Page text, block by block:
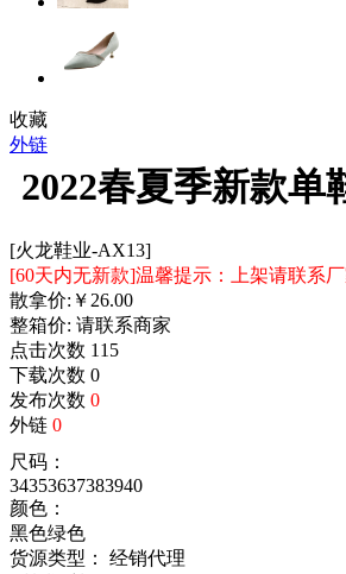
收藏
外链
2022春夏季新款
[火龙鞋业-AX13]
[60天内无新款]温馨提示：上架请联系
散拿价: ￥26.00
整箱价: 请联系商家
点击次数 115
下载次数 0
发布次数 0
外链 0
尺码：
34353637383940
颜色：
黑色绿色
货源类型： 经销代理